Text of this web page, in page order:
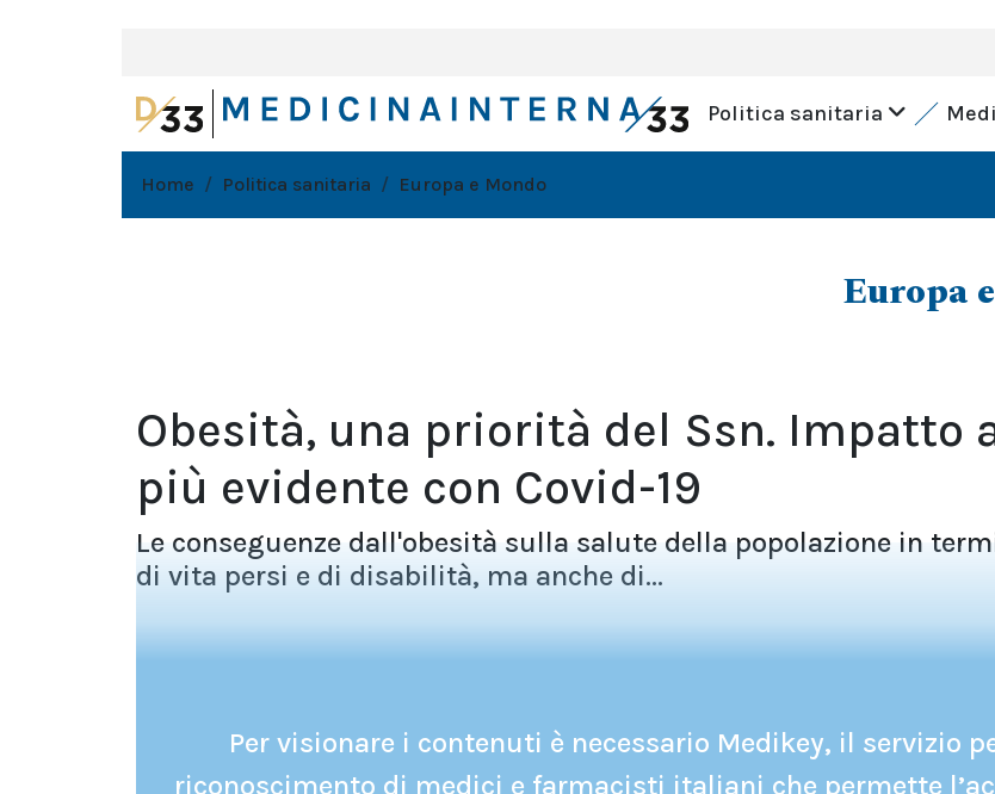
Politica sanitaria
Home Politica sanitaria Europa e Mondo
Europa
Obesità, una priorità del Ssn. Impatto
più evidente con Covid-19
Le conseguenze dall'obesità sulla salute della popolazione in
di vita persi e di disabilità, ma anche di...
Per visionare i contenuti è necessario Medikey, il servizio
riconoscimento di medici e farmacisti italiani che permette